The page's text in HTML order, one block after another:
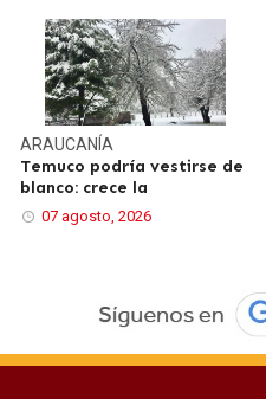
ARAUCANÍA
Temuco podría vestirse de
blanco: crece la
07 agosto, 2026